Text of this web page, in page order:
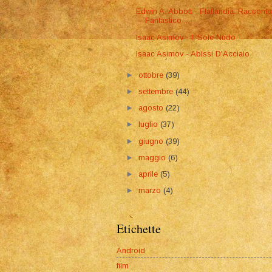
Edwin A. Abbott - Flatlandia. Racconto
Fantastico ...
Isaac Asimov - Il Sole Nudo
Isaac Asimov - Abissi D'Acciaio
►ottobre(39)
►settembre(44)
►agosto(22)
►luglio(37)
►giugno(39)
►maggio(6)
►aprile(5)
►marzo(4)
Etichette
Android
film